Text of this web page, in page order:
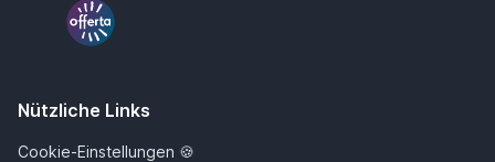
Nützliche Links
Cookie-Einstellungen 🍪